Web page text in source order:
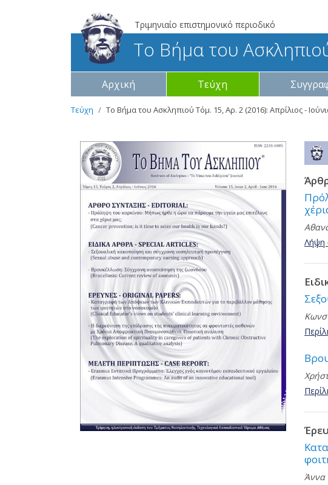
Τριμηνιαίο επιστημονικό περιοδικό
Το Βήμα του
Αρχική Τεύχη
Τεύχη Το Βήμα του Ασκληπιού Τόμ. 15, Αρ. 2 (2016): Απρίλιος -
Λήψη
Άννα